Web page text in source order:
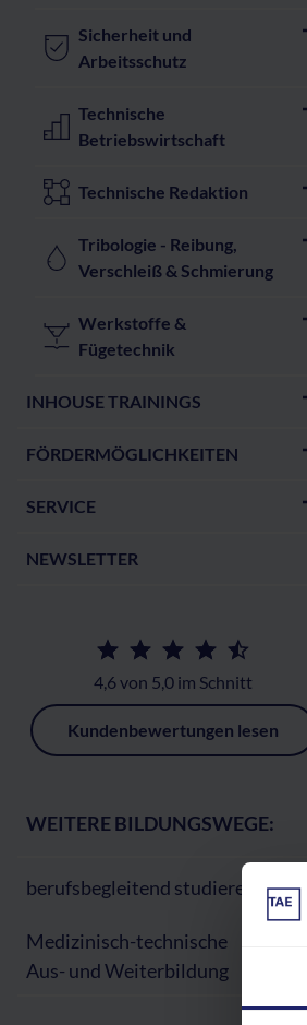
Sicherheit und
Arbeitsschutz
Technische
Betriebswirtschaft
Technische Redaktion
Tribologie - Reibung,
Verschleiß & Schmierung
Werkstoffe &
Fügetechnik
INHOUSE TRAININGS
FÖRDERMÖGLICHKEITEN
SERVICE
NEWSLETTER
4,6 von 5,0 im Schnitt
Kundenbewertungen lesen
WEITERE BILDUNGSWEGE:
berufsbegleitend studieren
Medizinisch-technische
Aus- und Weiterbildung